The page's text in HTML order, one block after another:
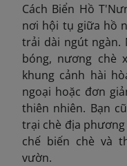
Cách Biển Hồ
nơi hội tụ giữa hồ
trải dài ngút ngàn.
bóng, nương chè
khung cảnh hài
ngoại hoặc đơn
thiên nhiên. Bạn
trại chè địa
chế biến chè và
vườn.